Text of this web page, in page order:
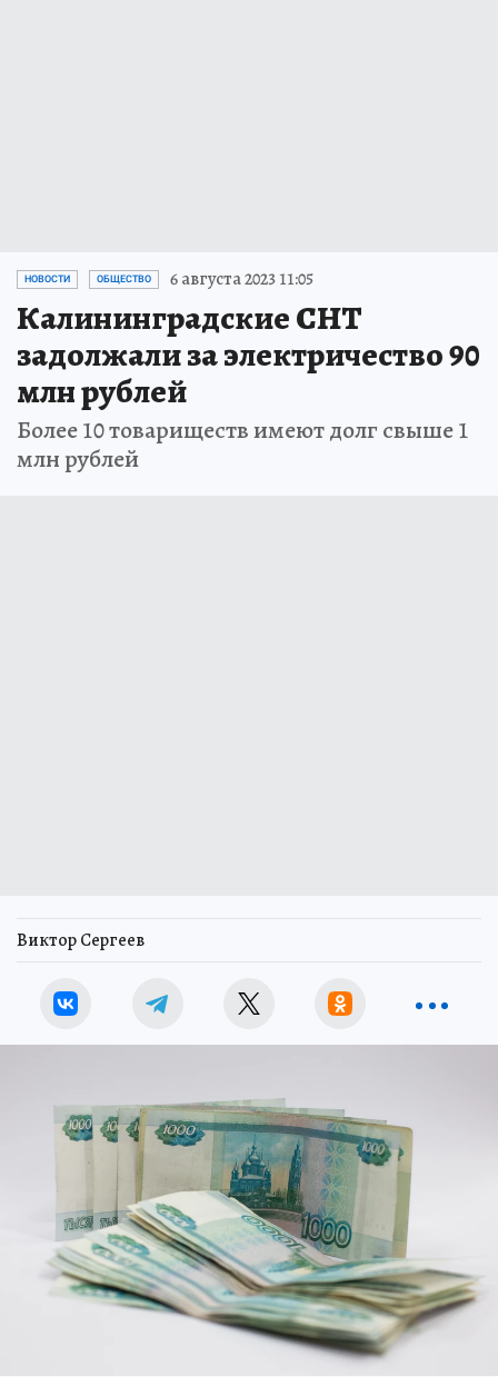
НОВОСТИ ОБЩЕСТВО 6 августа 2023 11:05
Калининградские СНТ
задолжали за электричество 90
млн рублей
Более 10 товариществ имеют долг свыше 1
млн рублей
Виктор Сергеев